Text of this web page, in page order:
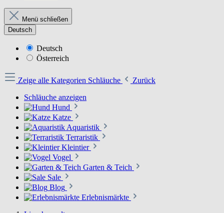
Menü schließen
Deutsch
Deutsch
Österreich
Zeige alle Kategorien Schläuche
Zurück
Schläuche anzeigen
Hund
Katze
Aquaristik
Terraristik
Kleintier
Vogel
Garten & Teich
Sale
Blog
Erlebnismärkte